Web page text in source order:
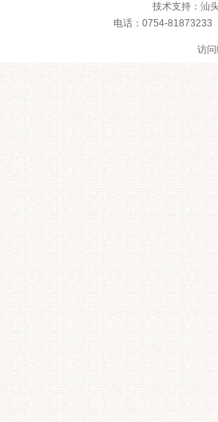
技术支持： 汕
电话：0754-81873233
访